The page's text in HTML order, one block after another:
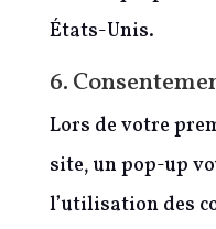
États-Unis.
6.
Lors de votre
site, un pop-up
l’utilisation des